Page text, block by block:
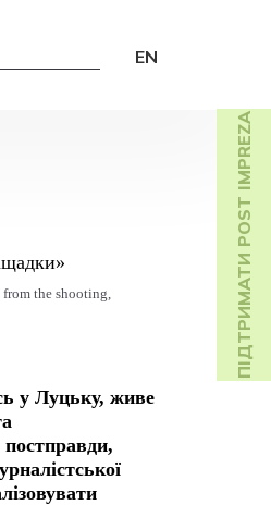
EN
ПІДТРИМАТИ POST IMPREZA
from the shooting,
у Луцьку, живе